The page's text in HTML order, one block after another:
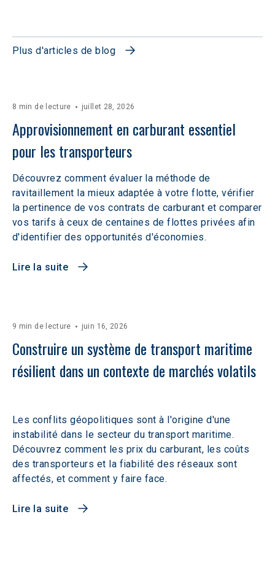
Plus d'articles de blog
8 min de lecture juillet 28, 2026
Approvisionnement en carburant essentiel
pour les transporteurs
Découvrez comment évaluer la méthode de
ravitaillement la mieux adaptée à votre flotte, vérifier
la pertinence de vos contrats de carburant et comparer
vos tarifs à ceux de centaines de flottes privées afin
d'identifier des opportunités d'économies.
Lire la suite
9 min de lecture juin 16, 2026
Construire un système de transport maritime
résilient dans un contexte de marchés volatils
Les conflits géopolitiques sont à l'origine d'une
instabilité dans le secteur du transport maritime.
Découvrez comment les prix du carburant, les coûts
des transporteurs et la fiabilité des réseaux sont
affectés, et comment y faire face.
Lire la suite